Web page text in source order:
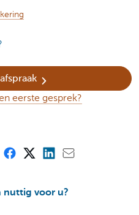
eerste gesprek?
nuttig voor u?